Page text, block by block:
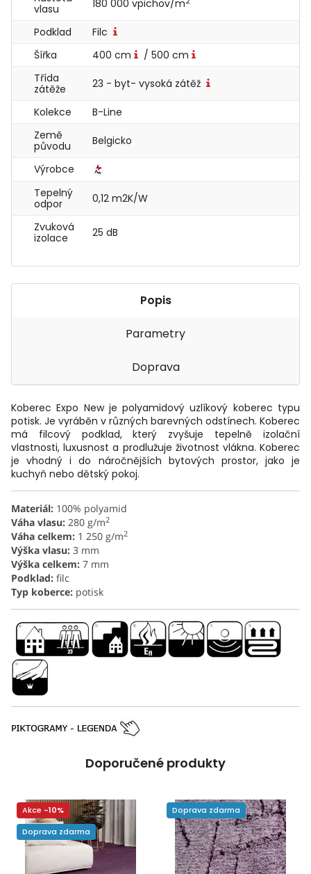
vlasu
180 000 vpichov/m
Podklad
Filc
Šířka
400 cm
/ 500 cm
Třída
zátěže
23 - byt- vysoká zátěž
Kolekce
B-Line
Země
původu
Belgicko
Výrobce
Tepelný
odpor
0,12 m2K/W
Zvuková
izolace
25 dB
Popis
Parametry
Doprava
Koberec Expo New je polyamidový uzlíkový koberec typu
potisk. Je vyráběn v různých barevných odstínech. Koberec
má filcový podklad, který zvyšuje tepelně izolační
vlastnosti, luxusnost a prodlužuje životnost vlákna. Koberec
je vhodný i do náročnějších bytových prostor, jako je
kuchyň nebo dětský pokoj.
Materiál: 100% polyamid
Váha vlasu: 280 g/m2
Váha celkem: 1 250 g/m2
Výška vlasu: 3 mm
Výška celkem: 7 mm
Podklad: filc
Typ koberce: potisk
Doporučené produkty
Akce -10%
Doprava zdarma
Doprava zdarma